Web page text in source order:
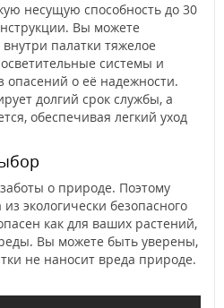
несущую способность до 30
Вы можете
палатки тяжелое
системы и
опасений о её надежности.
долгий срок службы, а
обеспечивая легкий уход
о природе. Поэтому
экологически безопасного
как для ваших растений,
Вы можете быть уверены,
не наносит вреда природе.